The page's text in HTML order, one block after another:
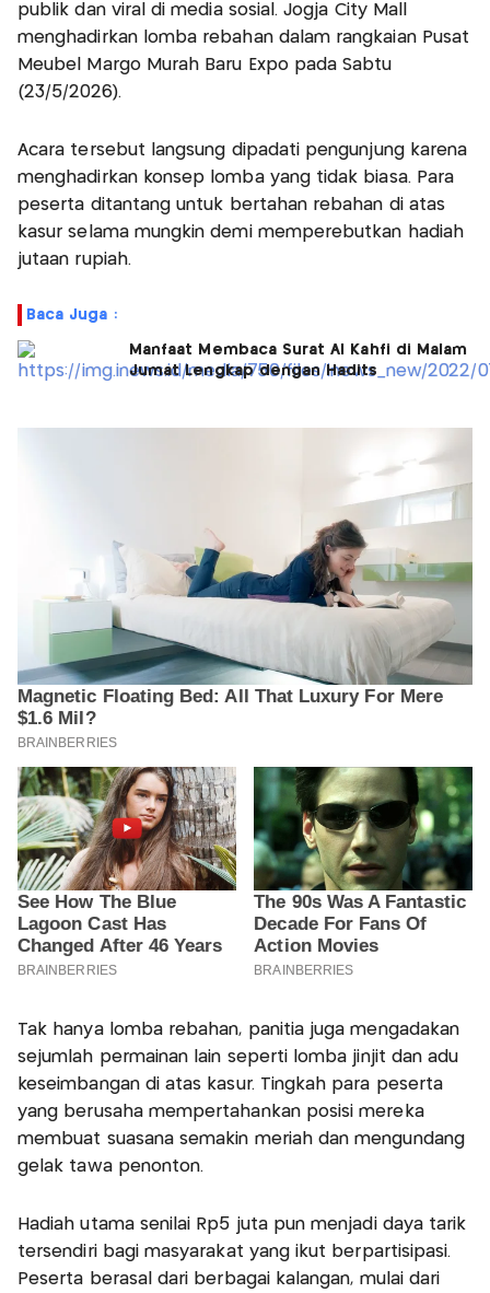
publik dan viral di media sosial. Jogja City Mall
menghadirkan lomba rebahan dalam rangkaian Pusat
Meubel Margo Murah Baru Expo pada Sabtu
(23/5/2026).
Acara tersebut langsung dipadati pengunjung karena
menghadirkan konsep lomba yang tidak biasa. Para
peserta ditantang untuk bertahan rebahan di atas
kasur selama mungkin demi memperebutkan hadiah
jutaan rupiah.
Baca Juga :
Manfaat Membaca Surat Al Kahfi di Malam
Jumat Lengkap dengan Hadits
Tak hanya lomba rebahan, panitia juga mengadakan
sejumlah permainan lain seperti lomba jinjit dan adu
keseimbangan di atas kasur. Tingkah para peserta
yang berusaha mempertahankan posisi mereka
membuat suasana semakin meriah dan mengundang
gelak tawa penonton.
Hadiah utama senilai Rp5 juta pun menjadi daya tarik
tersendiri bagi masyarakat yang ikut berpartisipasi.
Peserta berasal dari berbagai kalangan, mulai dari